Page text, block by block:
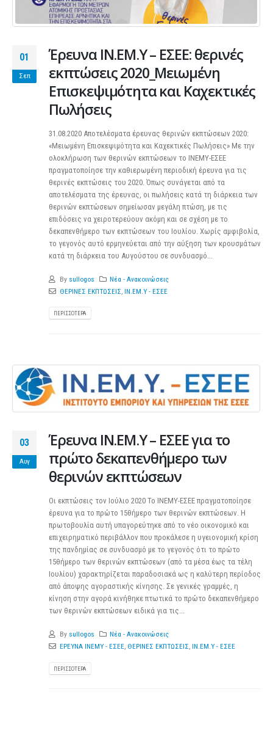
01
Σεπ
Έρευνα ΙΝ.ΕΜ.Υ – ΕΣΕΕ: θερινές
εκπτώσεις 2020_Μειωμένη
Επισκεψιμότητα και Καχεκτικές
Πωλήσεις
31.08.2020 Αποτελέσματα έρευνας θερινών εκπτώσεων 2020:
«Μειωμένη Επισκεψιμότητα και Καχεκτικές Πωλήσεις» Με την
ολοκλήρωση των θερινών εκπτώσεων το ΙΝΕΜΥ-ΕΣΕΕ
πραγματοποίησε την καθιερωμένη περιοδική έρευνα για τις
θερινές εκπτώσεις του 2020. Όπως συνάγεται από τα
αποτελέσματα της έρευνας, οι πωλήσεις κατά τη διάρκεια των
θερινών εκπτώσεων σημείωσαν μεγάλη πτώση, με τις
επιδόσεις να χειροτερεύουν ακόμη και σε σχέση με το
δεκαπενθήμερο των εκπτώσεων του Ιουλίου. Χωρίς αμφιβολία,
το γεγονός αυτό ερμηνεύεται από την αύξηση των κρουσμάτων
κατά τη διάρκεια του Αυγούστου σε συνδυασμό...
By sullogos
Νέα - Ανακοινώσεις
ΘΕΡΙΝΕΣ ΕΚΠΤΩΣΕΙΣ, ΙΝ.ΕΜ.Υ - ΕΣΕΕ
ΠΕΡΙΣΣΌΤΕΡΑ
03
Αυγ
Έρευνα ΙΝ.ΕΜ.Υ – ΕΣΕΕ για το
πρώτο δεκαπενθήμερο των
θερινών εκπτώσεων
Οι εκπτώσεις τον Ιούλιο 2020 Το ΙΝΕΜΥ-ΕΣΕΕ πραγματοποίησε
έρευνα για το πρώτο 15θήμερο των θερινών εκπτώσεων. Η
πρωτοβουλία αυτή υπαγορεύτηκε από το νέο οικονομικό και
επιχειρηματικό περιβάλλον που προκάλεσε η υγειονομική κρίση
της πανδημίας σε συνδυασμό με το γεγονός ότι το πρώτο
15θήμερο των θερινών εκπτώσεων (από τα μέσα έως τα τέλη
Ιουλίου) χαρακτηρίζεται παραδοσιακά ως η καλύτερη περίοδος
από άποψης αγοραστικής κίνησης. Σε γενικές γραμμές, η
κίνηση στην αγορά κινήθηκε πτωτικά το πρώτο δεκαπενθήμερο
των θερινών εκπτώσεων ειδικά για τις...
By sullogos
Νέα - Ανακοινώσεις
ΕΡΕΥΝΑ ΙΝΕΜΥ - ΕΣΕΕ, ΘΕΡΙΝΕΣ ΕΚΠΤΩΣΕΙΣ, ΙΝ.ΕΜ.Υ - ΕΣΕΕ
ΠΕΡΙΣΣΌΤΕΡΑ